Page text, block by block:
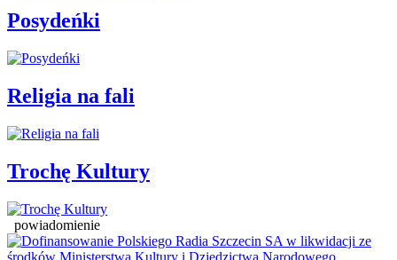
Posydeńki
Religia na fali
Trochę Kultury
powiadomienie